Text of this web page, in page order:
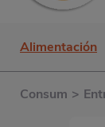
Alimentación
Consum >